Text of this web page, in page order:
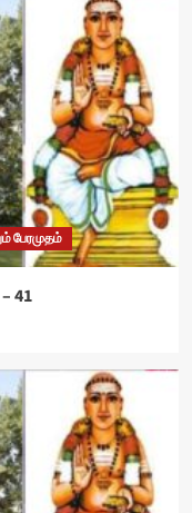
பேரமுதம்
41